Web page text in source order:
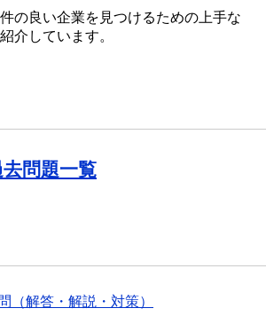
の良い企業を見つけるための上手な
介しています。
問題一覧
（解答・解説・対策）